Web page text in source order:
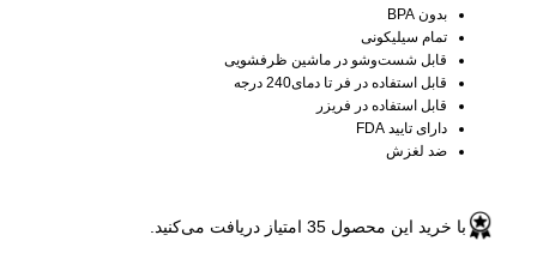
بدون BPA
تمام سیلیکونی
قابل شست‌وشو در ماشین ظرفشویی
قابل استفاده در فر تا دمای240 درجه
قابل استفاده در فریزر
دارای تایید FDA
ضد لغزش
با خرید این محصول 35 امتیاز دریافت می‌کنید.